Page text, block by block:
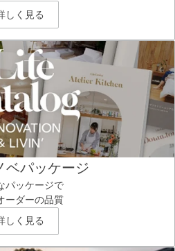
しく見る
ベパッケージ
パッケージで
ーダーの品質
しく見る